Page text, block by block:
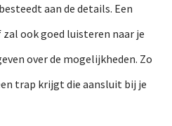
aan de details. Een
ook goed luisteren naar je
over de mogelijkheden. Zo
trap krijgt die aansluit bij je